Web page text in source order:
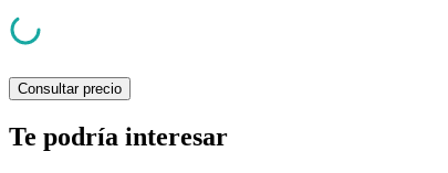
Consultar precio
Te podría interesar